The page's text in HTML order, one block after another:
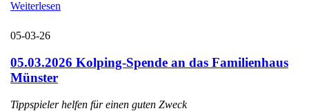
Weiterlesen
05-03-26
05.03.2026 Kolping-Spende an das Familienhaus
Münster
Tippspieler helfen für einen guten Zweck